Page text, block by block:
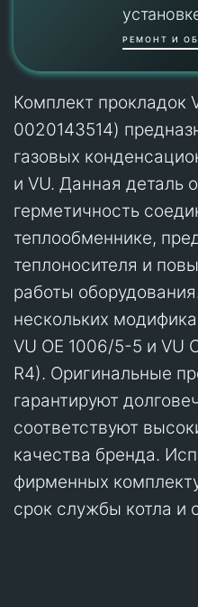
РЕМОНТ И
Комплект прокладок
0020143514)
газовых
и VU. Данная деталь
герметичность
теплообменнике,
теплоносителя и
работы
нескольких
VU OE 1006/5-5 и VU
R4). Оригинальные
гарантируют
соответствуют
качества бренда.
фирменных
срок службы котла и